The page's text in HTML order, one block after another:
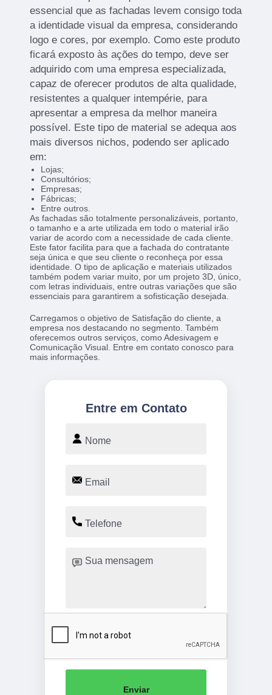
essencial que as fachadas levem consigo toda
a identidade visual da empresa, considerando
logo e cores, por exemplo. Como este produto
ficará exposto às ações do tempo, deve ser
adquirido com uma empresa especializada,
capaz de oferecer produtos de alta qualidade,
resistentes a qualquer intempérie, para
apresentar a empresa da melhor maneira
possível. Este tipo de material se adequa aos
mais diversos nichos, podendo ser aplicado
em:
Lojas;
Consultórios;
Empresas;
Fábricas;
Entre outros.
As fachadas são totalmente personalizáveis, portanto,
o tamanho e a arte utilizada em todo o material irão
variar de acordo com a necessidade de cada cliente.
Este fator facilita para que a fachada do contratante
seja única e que seu cliente o reconheça por essa
identidade. O tipo de aplicação e materiais utilizados
também podem variar muito, por um projeto 3D, único,
com letras individuais, entre outras variações que são
essenciais para garantirem a sofisticação desejada.
Carregamos o objetivo de Satisfação do cliente, a
empresa nos destacando no segmento. Também
oferecemos outros serviços, como Adesivagem e
Comunicação Visual. Entre em contato conosco para
mais informações.
Entre em Contato
Enviar